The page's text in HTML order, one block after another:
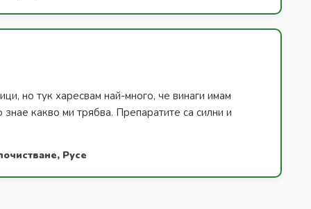
но тук харесвам най-много, че винаги имам
знае какво ми трябва. Препаратите са силни и
Русе